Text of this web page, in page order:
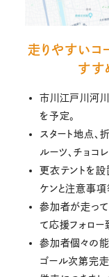
走りやすいコ
すす
市川江戸川河
を予定。
スタート地点、
ルーツ、チョコレ
更衣テントを設
ケンと注意事項
参加者が走っ
て応援フォロー
参加者個々の能
ゴール次第完